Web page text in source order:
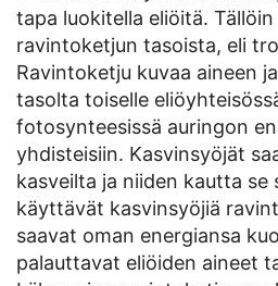
tapa luokitella eliöitä.
ravintoketjun tasoista, eli
Ravintoketju kuvaa aineen
tasolta toiselle
fotosynteesissä auringon
yhdisteisiin. Kasvinsyöjät
kasveilta ja niiden kautta
käyttävät kasvinsyöjiä
saavat oman energiansa
palauttavat eliöiden aineet